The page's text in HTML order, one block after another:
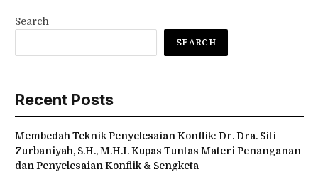
Search
SEARCH
Recent Posts
Membedah Teknik Penyelesaian Konflik: Dr. Dra. Siti
Zurbaniyah, S.H., M.H.I. Kupas Tuntas Materi Penanganan
dan Penyelesaian Konflik & Sengketa